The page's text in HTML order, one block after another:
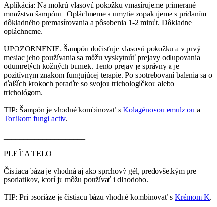
Aplikácia: Na mokrú vlasovú pokožku vmasírujeme primerané
množstvo šampónu. Opláchneme a umytie zopakujeme s pridaním
dôkladného premasírovania a pôsobenia 1-2 minút. Dôkladne
opláchneme.
UPOZORNENIE: Šampón dočisťuje vlasovú pokožku a v prvý
mesiac jeho používania sa môžu vyskytnúť prejavy odlupovania
odumretých kožných buniek. Tento prejav je správny a je
pozitívnym znakom fungujúcej terapie. Po spotrebovaní balenia sa o
ďalších krokoch poraďte so svojou trichologičkou alebo
trichológom.
TIP: Šampón je vhodné kombinovať s Kolagénovou emulziou a
Tonikom fungi activ.
PLEŤ A TELO
Čistiaca báza je vhodná aj ako sprchový gél, predovšetkým pre
psoriatikov, ktorí ju môžu používať i dlhodobo.
TIP: Pri psoriáze je čistiacu bázu vhodné kombinovať s Krémom K.